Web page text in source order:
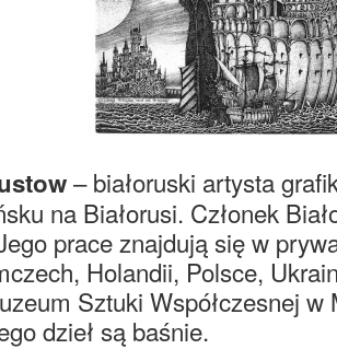
– białoruski artysta
na Białorusi. Członek
prace znajdują się w
Holandii, Polsce,
Sztuki Współczesnej w
dzieł są baśnie.